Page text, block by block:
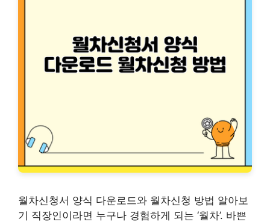
월차신청서 양식 다운로드와 월차신청 방법 알아보
기 직장인이라면 누구나 경험하게 되는 ‘월차’. 바쁜